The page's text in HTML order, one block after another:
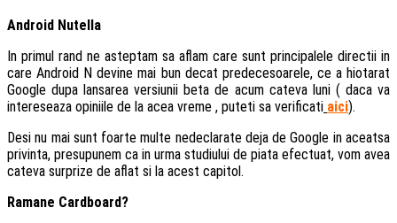
Android Nutella
In primul rand ne asteptam sa aflam care sunt principalele directii in
care Android N devine mai bun decat predecesoarele, ce a hiotarat
Google dupa lansarea versiunii beta de acum cateva luni ( daca va
intereseaza opiniile de la acea vreme , puteti sa verificati aici).
Desi nu mai sunt foarte multe nedeclarate deja de Google in aceatsa
privinta, presupunem ca in urma studiului de piata efectuat, vom avea
cateva surprize de aflat si la acest capitol.
Ramane Cardboard?